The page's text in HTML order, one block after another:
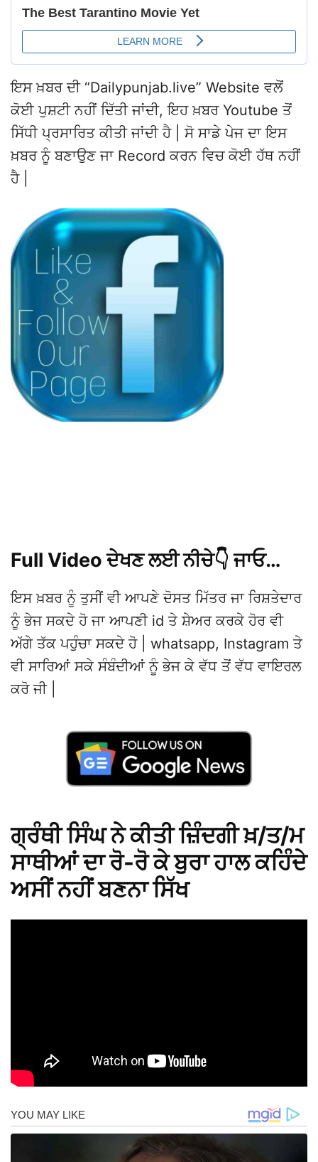
ਇਸ ਖ਼ਬਰ ਦੀ “Dailypunjab.live” Website ਵਲੋਂ
ਕੋਈ ਪੁਸ਼ਟੀ ਨਹੀਂ ਦਿੱਤੀ ਜਾਂਦੀ, ਇਹ ਖ਼ਬਰ Youtube ਤੋਂ
ਸਿੱਧੀ ਪ੍ਰਸਾਰਿਤ ਕੀਤੀ ਜਾਂਦੀ ਹੈ | ਸੋ ਸਾਡੇ ਪੇਜ ਦਾ ਇਸ
ਖ਼ਬਰ ਨੂੰ ਬਣਾਉਣ ਜਾ Record ਕਰਨ ਵਿਚ ਕੋਈ ਹੱਥ ਨਹੀਂ
ਹੈ |
Full Video ਦੇਖਣ ਲਈ ਨੀਚੇ👇 ਜਾਓ…
ਇਸ ਖ਼ਬਰ ਨੂੰ ਤੁਸੀਂ ਵੀ ਆਪਣੇ ਦੋਸਤ ਮਿੱਤਰ ਜਾ ਰਿਸ਼ਤੇਦਾਰ
ਨੂੰ ਭੇਜ ਸਕਦੇ ਹੋ ਜਾ ਆਪਣੀ id ਤੇ ਸ਼ੇਅਰ ਕਰਕੇ ਹੋਰ ਵੀ
ਅੱਗੇ ਤੱਕ ਪਹੁੰਚਾ ਸਕਦੇ ਹੋ | whatsapp, Instagram ਤੇ
ਵੀ ਸਾਰਿਆਂ ਸਕੇ ਸੰਬੰਦੀਆਂ ਨੂੰ ਭੇਜ ਕੇ ਵੱਧ ਤੋਂ ਵੱਧ ਵਾਇਰਲ
ਕਰੋ ਜੀ |
ਗ੍ਰੰਥੀ ਸਿੰਘ ਨੇ ਕੀਤੀ ਜ਼ਿੰਦਗੀ ਖ਼/ਤ/ਮ
ਸਾਥੀਆਂ ਦਾ ਰੋ-ਰੋ ਕੇ ਬੁਰਾ ਹਾਲ ਕਹਿੰਦੇ
ਅਸੀਂ ਨਹੀਂ ਬਣਨਾ ਸਿੱਖ